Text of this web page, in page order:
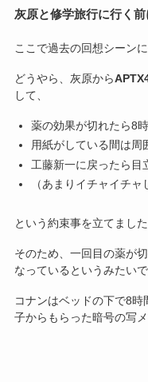
灰原と修学旅行に行く
ここで過去の回想シーン
どうやら、灰原から
して、
薬の効果が切れたら8
用紙がしている間は周
工藤新一に戻ったら目
（あまりイチャイチャ
という約束事を立てました
そのため、一回目の薬が
なっているというみたい
コナンはベッドの下で8
子からもらった暗号の写メ